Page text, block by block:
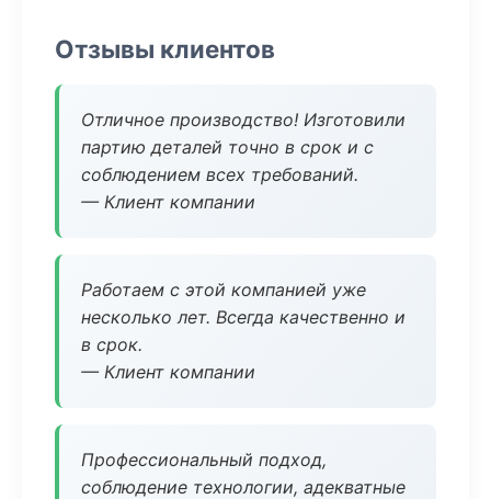
Отзывы клиентов
Отличное производство! Изготовили
партию деталей точно в срок и с
соблюдением всех требований.
— Клиент компании
Работаем с этой компанией уже
несколько лет. Всегда качественно и
в срок.
— Клиент компании
Профессиональный подход,
соблюдение технологии, адекватные